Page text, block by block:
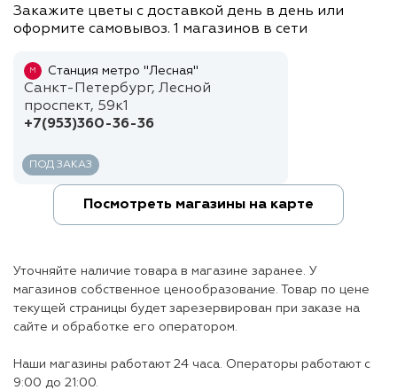
Закажите цветы с доставкой день в день или
оформите самовывоз. 1 магазинов в сети
М Станция метро "Лесная"
Санкт-Петербург, Лесной
проспект, 59к1
+7(953)360-36-36
ПОД ЗАКАЗ
Посмотреть магазины на карте
Уточняйте наличие товара в магазине заранее. У
магазинов собственное ценообразование. Товар по цене
текущей страницы будет зарезервирован при заказе на
сайте и обработке его оператором.
Наши магазины работают 24 часа. Операторы работают с
9:00 до 21:00.